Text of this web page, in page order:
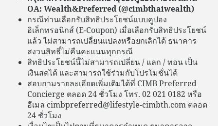
OA: Wealth&Preferred (@cimbthaiwealth)
กรณีท่านเลือกรับสิทธิประโยชน์แบบคูปอง
อิเล็กทรอนิกส์ (E-Coupon) เมื่อเลือกรับสิทธิประโยชน์
แล้ว ไม่สามารถเปลี่ยนแปลงหรือยกเลิกได้ ธนาคาร
สงวนสิทธิ์ไม่คืนคะแนนทุกกรณี
สิทธิประโยชน์นี้ไม่สามารถเปลี่ยน / แลก / ทอน เป็น
เงินสดได้ และสามารถใช้ร่วมกับโปรโมชั่นได้
สอบถามรายละเอียดเพิ่มเติมได้ที่ CIMB Preferred
Concierge ตลอด 24 ชั่วโมง โทร. 02 021 0182 หรือ
อีเมล cimbpreferred@lifestyle-cimbth.com ตลอด
24 ชั่วโมง